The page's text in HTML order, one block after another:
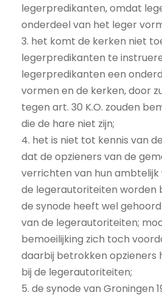
legerpredikanten, omdat
onderdeel van het leger
3. het komt de kerken niet
legerpredikanten te
legerpredikanten een
vormen en de kerken, door
tegen art. 30 K.O. zouden
die de hare niet zijn;
4. het is niet tot kennis van
dat de opzieners van de
verrichten van hun
de legerautoriteiten worden
de synode heeft wel
van de legerautoriteiten;
bemoeilijking zich toch
daarbij betrokken opzieners
bij de legerautoriteiten;
5. de synode van Groningen